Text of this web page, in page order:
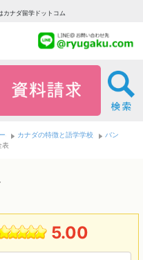
ナダ留学ドットコム
カナダの特徴と語学学校
バン
表
5.00